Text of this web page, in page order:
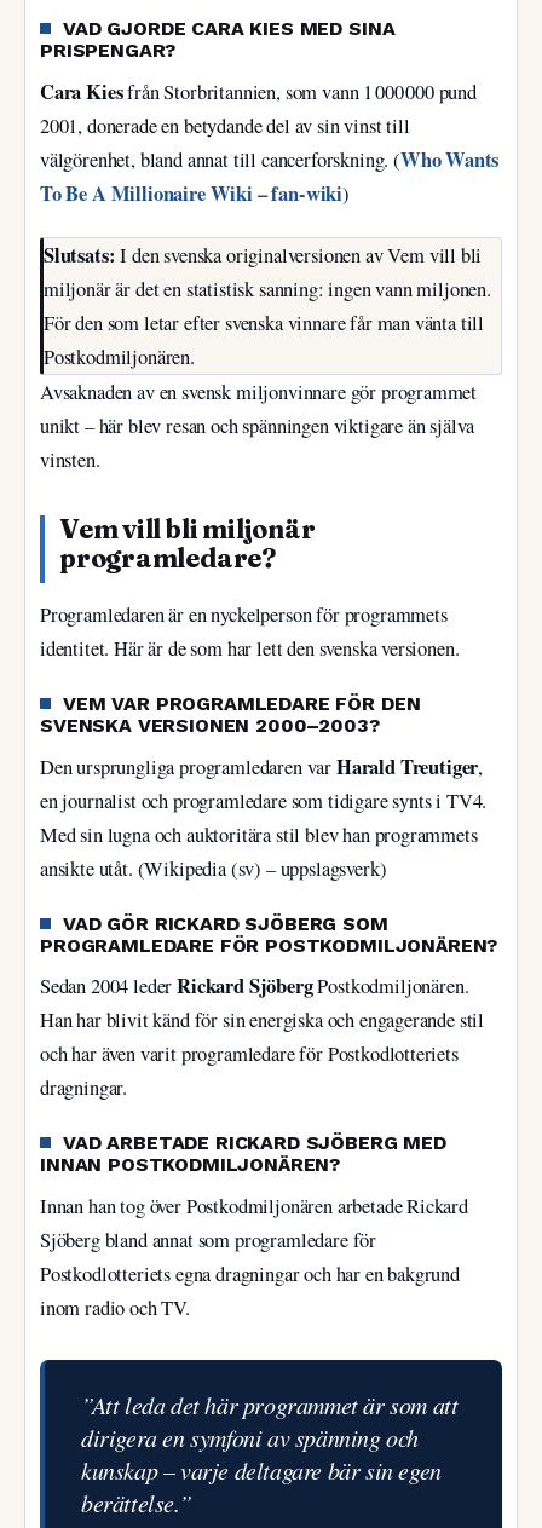
VAD GJORDE CARA KIES MED SINA
PRISPENGAR?
Cara Kiesfrån Storbritannien, som vann 1 000 000 pund
2001, donerade en betydande del av sin vinst till
välgörenhet, bland annat till cancerforskning. (Who Wants
To Be A Millionaire Wiki – fan-wiki)
Slutsats: I den svenska originalversionen av Vem vill bli
miljonär är det en statistisk sanning: ingen vann miljonen.
För den som letar efter svenska vinnare får man vänta till
Postkodmiljonären.
Avsaknaden av en svensk miljonvinnare gör programmet
unikt – här blev resan och spänningen viktigare än själva
vinsten.
Vem vill bli miljonär
programledare?
Programledaren är en nyckelperson för programmets
identitet. Här är de som har lett den svenska versionen.
VEM VAR PROGRAMLEDARE FÖR DEN
SVENSKA VERSIONEN 2000–2003?
Den ursprungliga programledaren varHarald Treutiger,
en journalist och programledare som tidigare synts i TV4.
Med sin lugna och auktoritära stil blev han programmets
ansikte utåt. (Wikipedia (sv) – uppslagsverk)
VAD GÖR RICKARD SJÖBERG SOM
PROGRAMLEDARE FÖR POSTKODMILJONÄREN?
Sedan 2004 lederRickard SjöbergPostkodmiljonären.
Han har blivit känd för sin energiska och engagerande stil
och har även varit programledare för Postkodlotteriets
dragningar.
VAD ARBETADE RICKARD SJÖBERG MED
INNAN POSTKODMILJONÄREN?
Innan han tog över Postkodmiljonären arbetade Rickard
Sjöberg bland annat som programledare för
Postkodlotteriets egna dragningar och har en bakgrund
inom radio och TV.
”Att leda det här programmet är som att
dirigera en symfoni av spänning och
kunskap – varje deltagare bär sin egen
berättelse.”